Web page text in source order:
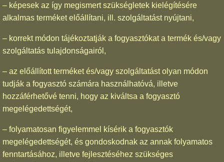
– képesek az így megismert szükségletek kielégítésére
alkalmas terméket előállítani, ill. szolgáltatást nyújtani,
– korrekt módon tájékoztatják a fogyasztókat a termék és/vagy
szolgáltatás tulajdonságairól,
– az előállított terméket és/vagy szolgáltatást olyan módon
tudják a fogyasztó számára használhatóvá, illetve
hozzáférhetővé tenni, hogy az kiváltsa a fogyasztó
megelégedettségét,
– folyamatosan figyelemmel kísérik a fogyasztók
megelégedettségét, és gondoskodnak az annak folyamatos
fenntartásához, illetve fejlesztéséhez szükséges